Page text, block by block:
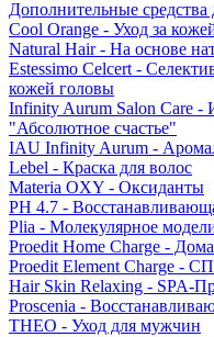
Дополнительные
Cool Orange - Уход за
Natural Hair - На основе
Estessimo Celcert -
кожей головы
Infinity Aurum Salon Care -
"Абсолютное счастье"
IAU Infinity Aurum -
Lebel - Краска для волос
Materia OXY - Оксиданты
PH 4.7 -
Plia - Молекулярное
Proedit Home Charge -
Proedit Element Charge -
Hair Skin Relaxing - SPA-
Proscenia -
THEO - Уход для мужчин